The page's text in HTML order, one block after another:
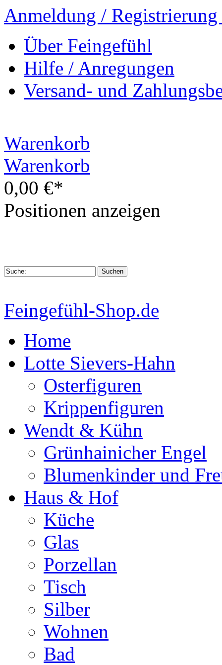
Anmeldung / Registrierung
Über Feingefühl
Hilfe / Anregungen
Versand- und
Warenkorb
Warenkorb
0,00 €*
Positionen anzeigen
Feingefühl-Shop.de
Home
Lotte Sievers-Hahn
Osterfiguren
Krippenfiguren
Wendt & Kühn
Grünhainicher Engel
Blumenkinder und
Haus & Hof
Küche
Glas
Porzellan
Tisch
Silber
Wohnen
Bad